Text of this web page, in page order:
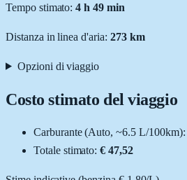
Tempo stimato:4 h 49 min
Distanza in linea d'aria: 273km
Opzioni di viaggio
Costo stimato del viaggio
Carburante (Auto, ~6.5 L/100km):
Totale stimato:€ 47,52